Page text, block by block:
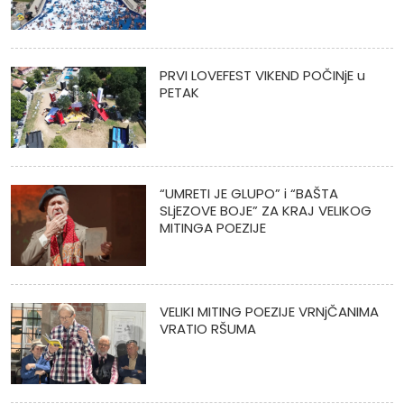
PRVI LOVEFEST VIKEND POČINjE u
PETAK
“UMRETI JE GLUPO” i “BAŠTA
SLjEZOVE BOJE” ZA KRAJ VELIKOG
MITINGA POEZIJE
VELIKI MITING POEZIJE VRNjČANIMA
VRATIO RŠUMA